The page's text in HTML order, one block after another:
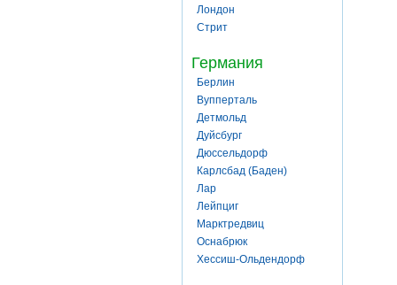
Лондон
Стрит
Германия
Берлин
Вупперталь
Детмольд
Дуйсбург
Дюссельдорф
Карлсбад (Баден)
Лар
Лейпциг
Марктредвиц
Оснабрюк
Хессиш-Ольдендорф